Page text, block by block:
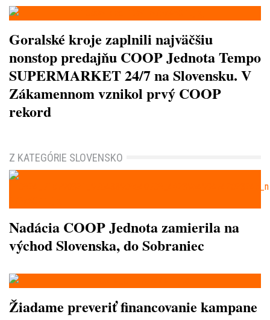
Goralské kroje zaplnili najväčšiu
nonstop predajňu COOP Jednota Tempo
SUPERMARKET 24/7 na Slovensku. V
Zákamennom vznikol prvý COOP
rekord
Z KATEGÓRIE SLOVENSKO
Nadácia COOP Jednota zamierila na
východ Slovenska, do Sobraniec
Žiadame preveriť financovanie kampane